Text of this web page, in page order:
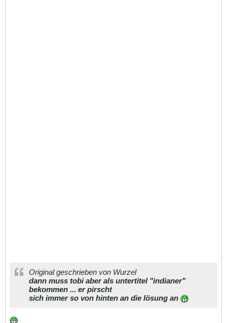
Original geschrieben von Wurzel
dann muss tobi aber als untertitel "indianer"
bekommen ... er pirscht
sich immer so von hinten an die lösung an